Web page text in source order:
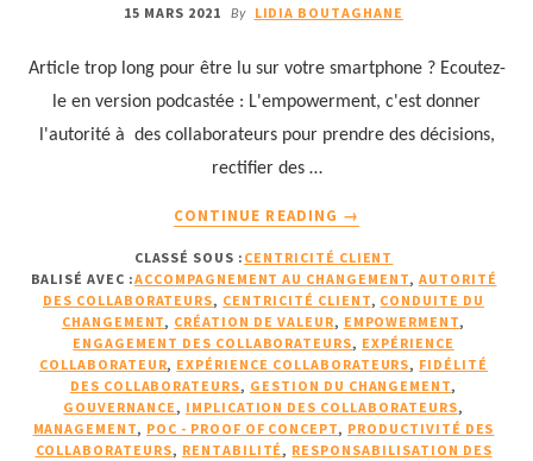
15 MARS 2021 By LIDIA BOUTAGHANE
Article trop long pour être lu sur votre smartphone ? Ecoutez-
le en version podcastée : L'empowerment, c'est donner
l'autorité à des collaborateurs pour prendre des décisions,
rectifier des …
CONTINUE READING À
SAVOIR
SI
L’EMPOWERMENT
EST
UNE
PRATIQUE
RENTABLE
POUR
→
CLASSÉ SOUS : CENTRICITÉ CLIENT
BALISÉ AVEC :ACCOMPAGNEMENT AU CHANGEMENT, AUTORITÉ
DES COLLABORATEURS, CENTRICITÉ CLIENT, CONDUITE DU
CHANGEMENT, CRÉATION DE VALEUR, EMPOWERMENT,
ENGAGEMENT DES COLLABORATEURS, EXPÉRIENCE
COLLABORATEUR, EXPÉRIENCE COLLABORATEURS, FIDÉLITÉ
DES COLLABORATEURS, GESTION DU CHANGEMENT,
GOUVERNANCE, IMPLICATION DES COLLABORATEURS,
MANAGEMENT, POC - PROOF OF CONCEPT, PRODUCTIVITÉ DES
COLLABORATEURS, RENTABILITÉ, RESPONSABILISATION DES